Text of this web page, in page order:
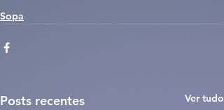
Sopa
Posts recentes Ver tudo